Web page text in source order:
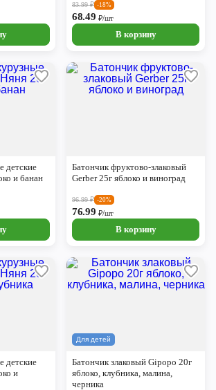
83.99₽ -18%
68.49₽/шт
В корзину
детские
и банан
Батончик фруктово-злаковый
Gerber 25г яблоко и виноград
96.99₽ -20%
76.99₽/шт
В корзину
детские
и
Для детей
Батончик злаковый Gipopo 20г
яблоко, клубника, малина,
черника